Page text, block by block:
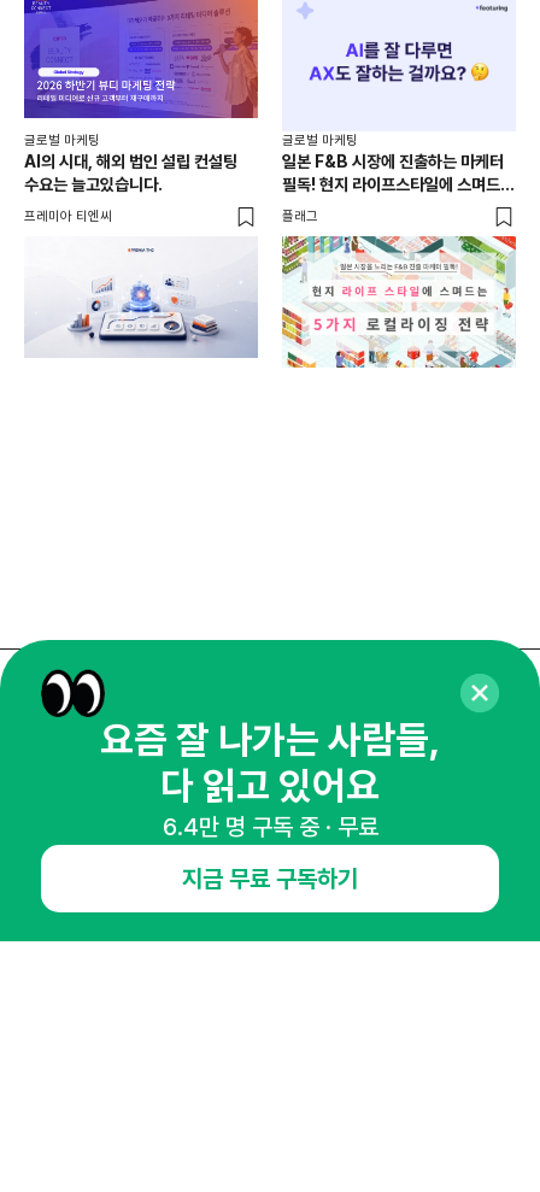
글로벌 마케팅
AI의 시대, 해외 법인 설립 컨설팅
수요는 늘고있습니다.
프레미아 티엔씨
글로벌 마케팅
일본 F&B 시장에 진출하는 마케터
필독! 현지 라이프스타일에 스며드는
5가지 로컬라이징 전략
플래그
매주 화요일 아침,
마케팅 감각을 깨워 드릴게요!
65,043명의 마케터를 성장시키는 뉴스레터
요즘 잘 나가는 사람들,
다 읽고 있어요
6.4만 명 구독 중 · 무료
지금 무료 구독하기